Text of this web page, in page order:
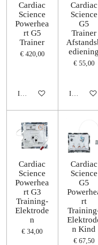
Cardiac
Science
Powerhea
rt G5
Trainer
€ 420,00
In winkelwagen
Cardiac
Science
G5
Trainer
ediening
€ 55,00
In
Cardiac
Science
Powerhea
rt G3
Training-
Elektrode
n
€ 34,00
Cardiac
Science
G5
rt
n Kind
€ 67,50